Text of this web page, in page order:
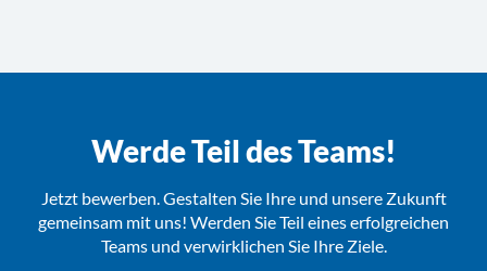
Werde Teil des Teams!
Jetzt bewerben. Gestalten Sie Ihre und unsere Zukunft
gemeinsam mit uns! Werden Sie Teil eines erfolgreichen
Teams und verwirklichen Sie Ihre Ziele.